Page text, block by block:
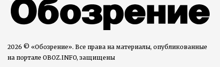
2026 © «Обозрение». Все права на материалы, опубликованные
на портале OBOZ.INFO, защищены